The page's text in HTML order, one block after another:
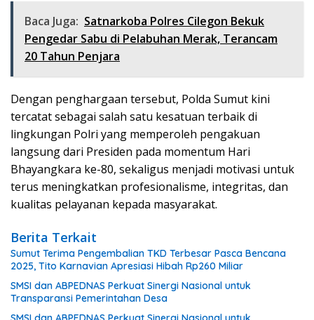
Baca Juga: Satnarkoba Polres Cilegon Bekuk
Pengedar Sabu di Pelabuhan Merak, Terancam
20 Tahun Penjara
Dengan penghargaan tersebut, Polda Sumut kini
tercatat sebagai salah satu kesatuan terbaik di
lingkungan Polri yang memperoleh pengakuan
langsung dari Presiden pada momentum Hari
Bhayangkara ke-80, sekaligus menjadi motivasi untuk
terus meningkatkan profesionalisme, integritas, dan
kualitas pelayanan kepada masyarakat.
Berita Terkait
Sumut Terima Pengembalian TKD Terbesar Pasca Bencana
2025, Tito Karnavian Apresiasi Hibah Rp260 Miliar
SMSI dan ABPEDNAS Perkuat Sinergi Nasional untuk
Transparansi Pemerintahan Desa